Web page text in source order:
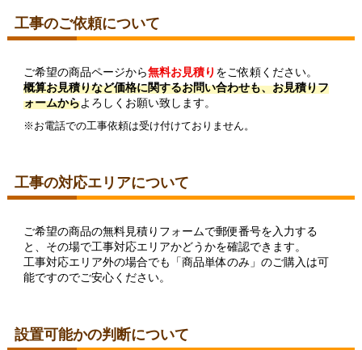
工事のご依頼について
ご希望の商品ページから無料お見積り をご依頼ください。
概算お見積りなど価格に関するお問い合わせも、お見積りフ
ォームからよろしくお願い致します。
※お電話での工事依頼は受け付けておりません。
工事の対応エリアについて
ご希望の商品の無料見積りフォームで郵便番号を入力する
と、その場で工事対応エリアかどうかを確認できます。
工事対応エリア外の場合でも「商品単体のみ」のご購入は可
能ですのでご安心ください。
設置可能かの判断について